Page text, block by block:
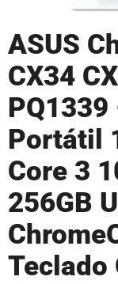
ASUS
CX34
Portátil
Core 3
256GB
Teclado